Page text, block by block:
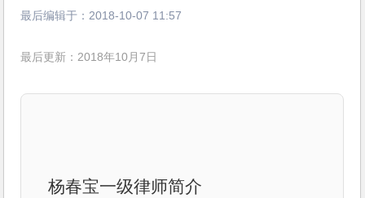
最后编辑于： 2018-10-07 11:57
最后更新：2018年10月7日
杨春宝一级律师简介